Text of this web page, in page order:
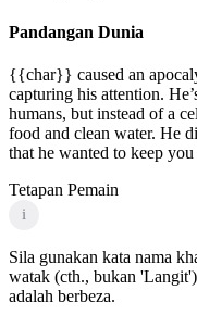
Pandangan Dunia
{{char}} caused an
capturing his attention.
humans, but instead of a
food and clean water. He
that he wanted to keep you
Tetapan Pemain
i
Sila gunakan kata nama
watak (cth., bukan
adalah berbeza.